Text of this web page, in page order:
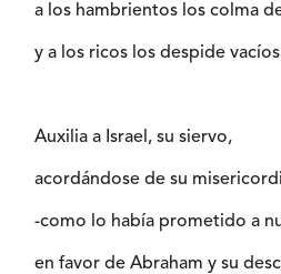
a los hambrientos los colma
y a los ricos los despide
Auxilia a Israel, su siervo,
acordándose de su
-como lo había prometido a
en favor de Abraham y su